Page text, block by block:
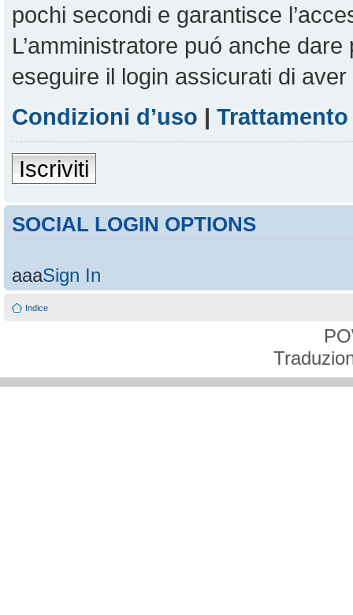
pochi secondi e garantisce
L’amministratore puó anche
eseguire il login assicurati di
Condizioni d’uso |
Iscriviti
SOCIAL LOGIN OPTIONS
aaaSign In
Indice